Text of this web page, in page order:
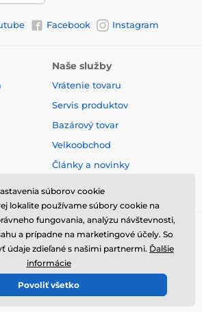
Facebook Instagram
Naše služby
Vrátenie tovaru
Servis produktov
Bazárový tovar
Velkoobchod
Články a novinky
obojky.sk ⦁ E-shop vytvorila
súborov cookie
lokalite používame súbory cookie na
fungovania, analýzu návštevnosti,
a prípadne na marketingové účely. So
údaje zdieľané s našimi partnermi. Ďalšie
informácie
Povoliť všetko